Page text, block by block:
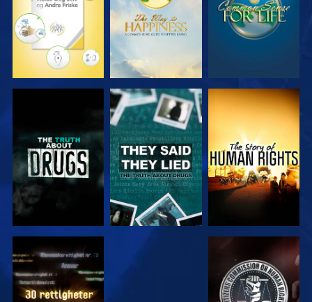
SE SE
SE SE